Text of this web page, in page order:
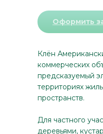
Оформить
Клён
коммерческих
предсказуемый
территориях
пространств.
Для частного
деревьями,